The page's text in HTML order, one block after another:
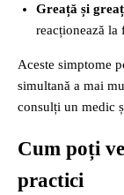
Greață și
reacționează
Aceste simptome
simultană a mai
consulți un medic
Cum poți
practici